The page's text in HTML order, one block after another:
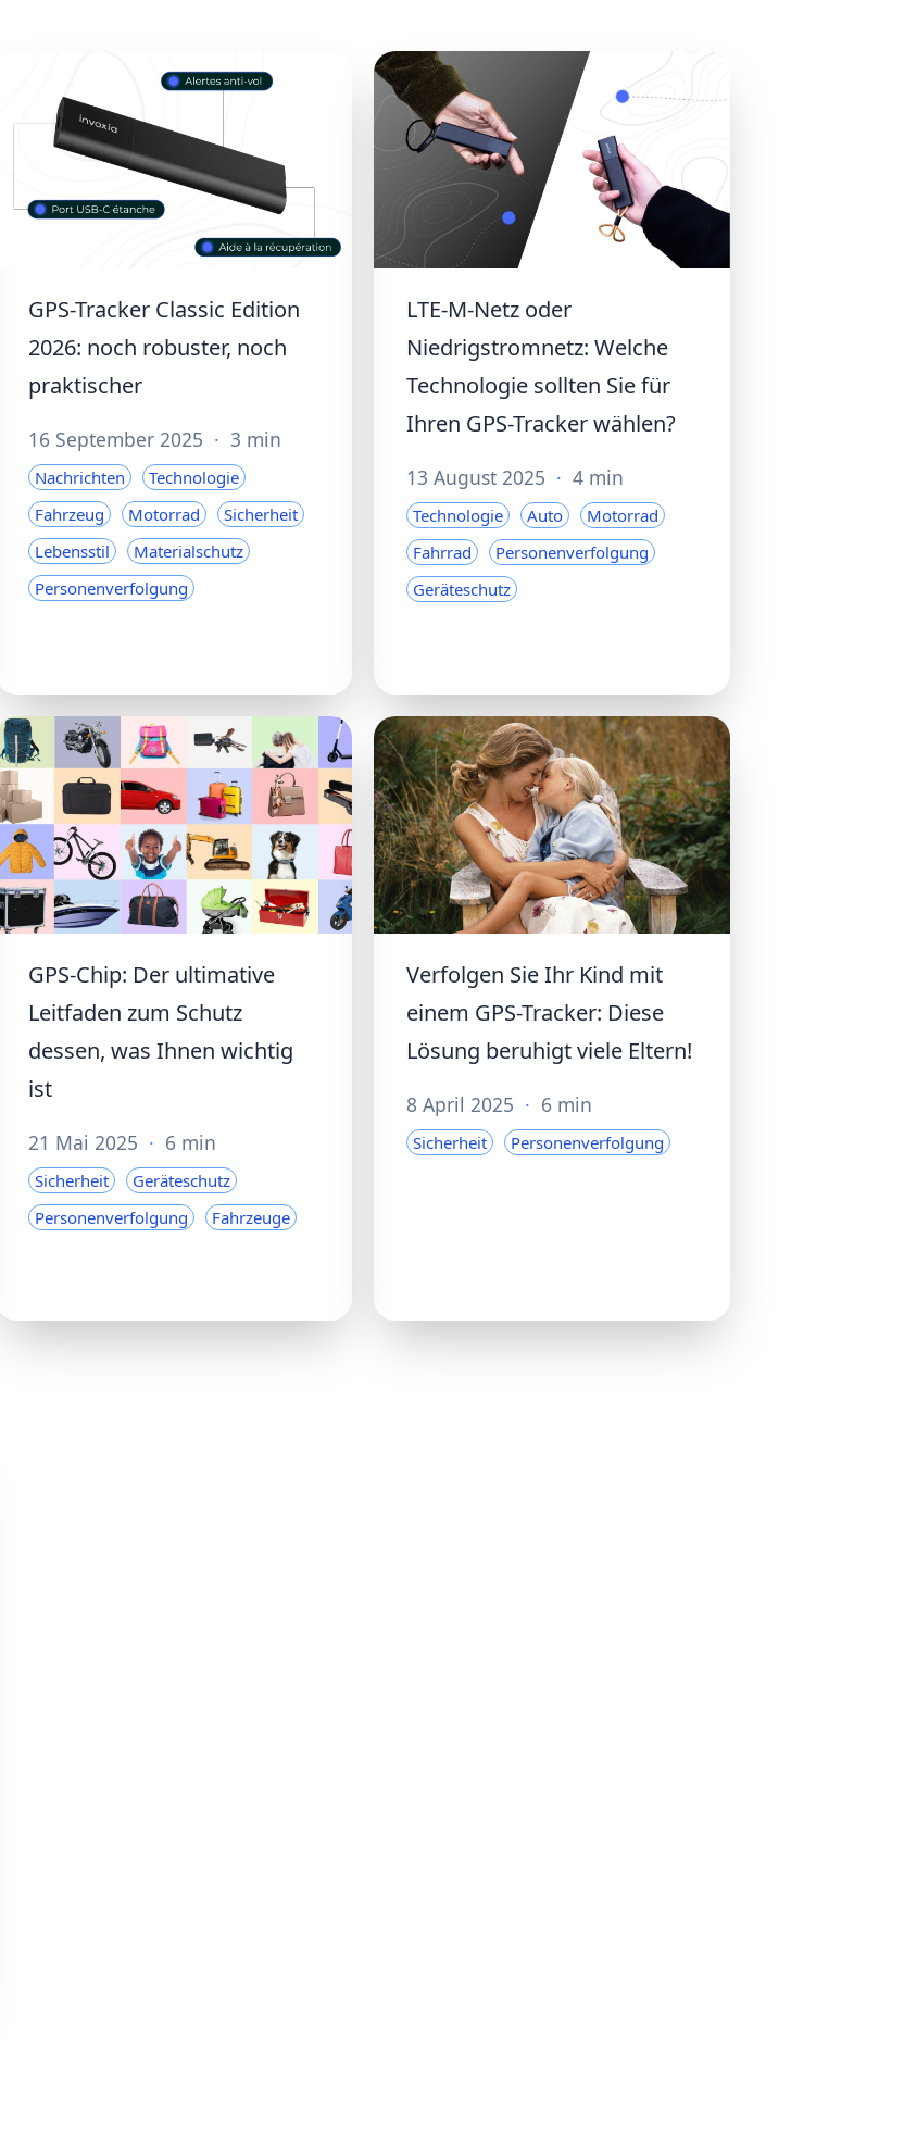
GPS-Tracker Classic Edition
2026: noch robuster, noch
praktischer
16 September 2025 · 3 min
Nachrichten
Technologie
Fahrzeug
Motorrad
Sicherheit
Lebensstil
Materialschutz
Personenverfolgung
LTE-M-Netz oder
Niedrigstromnetz: Welche
Technologie sollten Sie für
Ihren GPS-Tracker wählen?
13 August 2025 · 4 min
Technologie Auto
Motorrad
Fahrrad
Personenverfolgung
Geräteschutz
GPS-Chip: Der ultimative
Leitfaden zum Schutz
dessen, was Ihnen wichtig
ist
21 Mai 2025 · 6 min
Sicherheit
Geräteschutz
Personenverfolgung
Fahrzeuge
Verfolgen Sie Ihr Kind mit
einem GPS-Tracker: Diese
Lösung beruhigt viele Eltern!
8 April 2025 · 6 min
Sicherheit Personenverfolgung